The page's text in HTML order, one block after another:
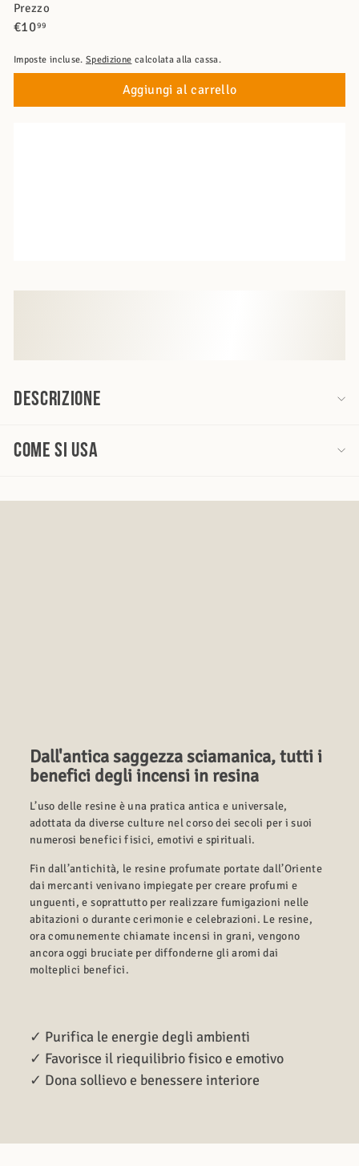
Prezzo
Prezzo
listino
€1099
Imposte incluse. Spedizione calcolata alla cassa.
Aggiungi al carrello
Descrizione
Come si usa
Dall'antica saggezza sciamanica, tutti i
benefici degli incensi in resina
L’uso delle resine è una pratica antica e universale,
adottata da diverse culture nel corso dei secoli per i suoi
numerosi benefici fisici, emotivi e spirituali.
Fin dall’antichità, le resine profumate portate dall’Oriente
dai mercanti venivano impiegate per creare profumi e
unguenti, e soprattutto per realizzare fumigazioni nelle
abitazioni o durante cerimonie e celebrazioni. Le resine,
ora comunemente chiamate incensi in grani, vengono
ancora oggi bruciate per diffonderne gli aromi dai
molteplici benefici.
✓ Purifica le energie degli ambienti
✓ Favorisce il riequilibrio fisico e emotivo
✓ Dona sollievo e benessere interiore